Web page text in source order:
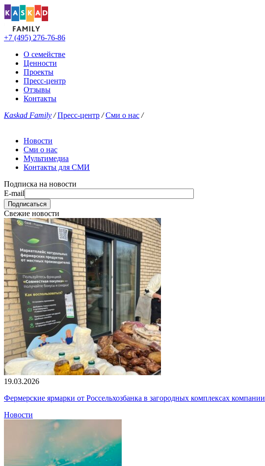
+7 (495) 276-76-86
О семействе
Ценности
Проекты
Пресс-центр
Отзывы
Контакты
Kaskad Family / Пресс-центр / Сми о нас /
Новости
Сми о нас
Мультимедиа
Контакты для СМИ
Подписка на новости
E-mail
Свежие новости
19.03.2026
Фермерские ярмарки от Россельхозбанка в загородных комплексах компании
Новости